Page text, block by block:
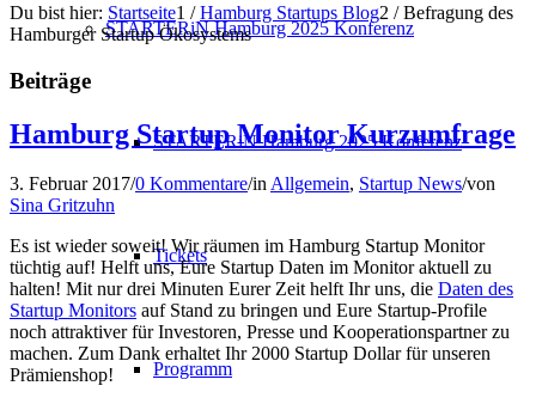
STARTERiN Hamburg 2025 Konferenz
STARTERiN Hamburg 2025 Konferenz
Tickets
Programm
Du bist hier: Startseite1 / Hamburg Startups Blog2 / Befragung des
Hamburger Startup Ökosystems
Beiträge
Hamburg Startup Monitor Kurzumfrage
3. Februar 2017/0 Kommentare/inAllgemein, Startup News/von
Sina Gritzuhn
Es ist wieder soweit! Wir räumen im Hamburg Startup Monitor
tüchtig auf! Helft uns, Eure Startup Daten im Monitor aktuell zu
halten! Mit nur drei Minuten Eurer Zeit helft Ihr uns, die Daten des
Startup Monitors auf Stand zu bringen und Eure Startup-Profile
noch attraktiver für Investoren, Presse und Kooperationspartner zu
machen. Zum Dank erhaltet Ihr 2000 Startup Dollar für unseren
Prämienshop!